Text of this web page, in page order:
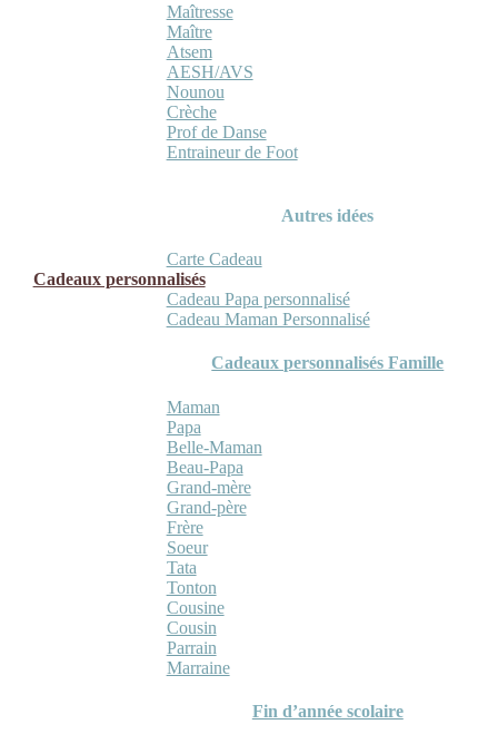
Maîtresse
Maître
Atsem
AESH/AVS
Nounou
Crèche
Prof de Danse
Entraineur de Foot
Autres idées
Carte Cadeau
Cadeaux personnalisés
Cadeau Papa personnalisé
Cadeau Maman Personnalisé
Cadeaux personnalisés Famille
Maman
Papa
Belle-Maman
Beau-Papa
Grand-mère
Grand-père
Frère
Soeur
Tata
Tonton
Cousine
Cousin
Parrain
Marraine
Fin d’année scolaire